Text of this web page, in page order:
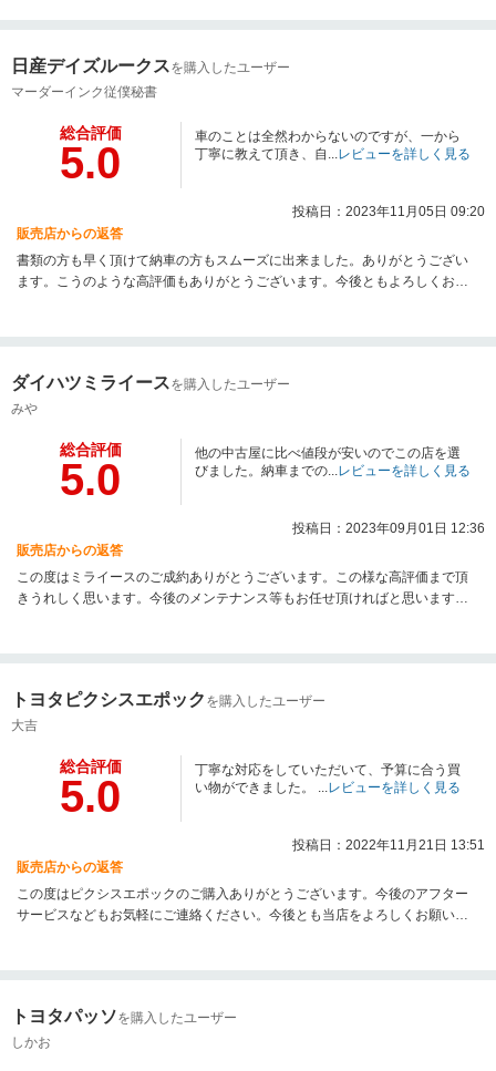
日産デイズルークスを購入したユーザー
マーダーインク従僕秘書
総合評価
5.0
車のことは全然わからないのですが、一から
丁寧に教えて頂き、自...レビューを詳しく見る
投稿日：2023年11月05日 09:20
販売店からの返答
書類の方も早く頂けて納車の方もスムーズに出来ました。ありがとうござい
ます。こうのような高評価もありがとうございます。今後ともよろしくお願
ダイハツミライースを購入したユーザー
みや
総合評価
5.0
他の中古屋に比べ値段が安いのでこの店を選
びました。納車までの...レビューを詳しく見る
投稿日：2023年09月01日 12:36
販売店からの返答
この度はミライースのご成約ありがとうございます。この様な高評価まで頂
きうれしく思います。今後のメンテナンス等もお任せ頂ければと思いますの
トヨタピクシスエポック を購入したユーザー
大吉
総合評価
5.0
丁寧な対応をしていただいて、予算に合う買
い物ができました。 ...レビューを詳しく見る
投稿日：2022年11月21日 13:51
販売店からの返答
この度はピクシスエポックのご購入ありがとうございます。今後のアフター
サービスなどもお気軽にご連絡ください。今後とも当店をよろしくお願い致
トヨタパッソを購入したユーザー
しかお